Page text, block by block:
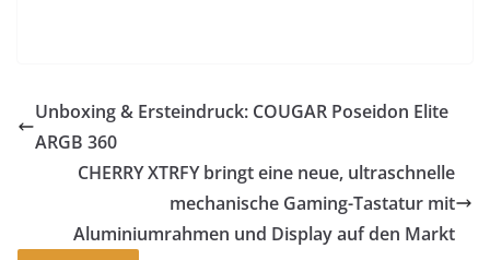
Unboxing & Ersteindruck: COUGAR Poseidon Elite
ARGB 360
CHERRY XTRFY bringt eine neue, ultraschnelle
mechanische Gaming-Tastatur mit
Aluminiumrahmen und Display auf den Markt